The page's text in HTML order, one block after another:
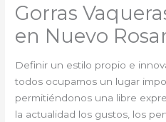
Gorras
en Nuevo
Definir un estilo propio e
todos ocupamos un lugar
permitiéndonos una libre
la actualidad los gustos, los